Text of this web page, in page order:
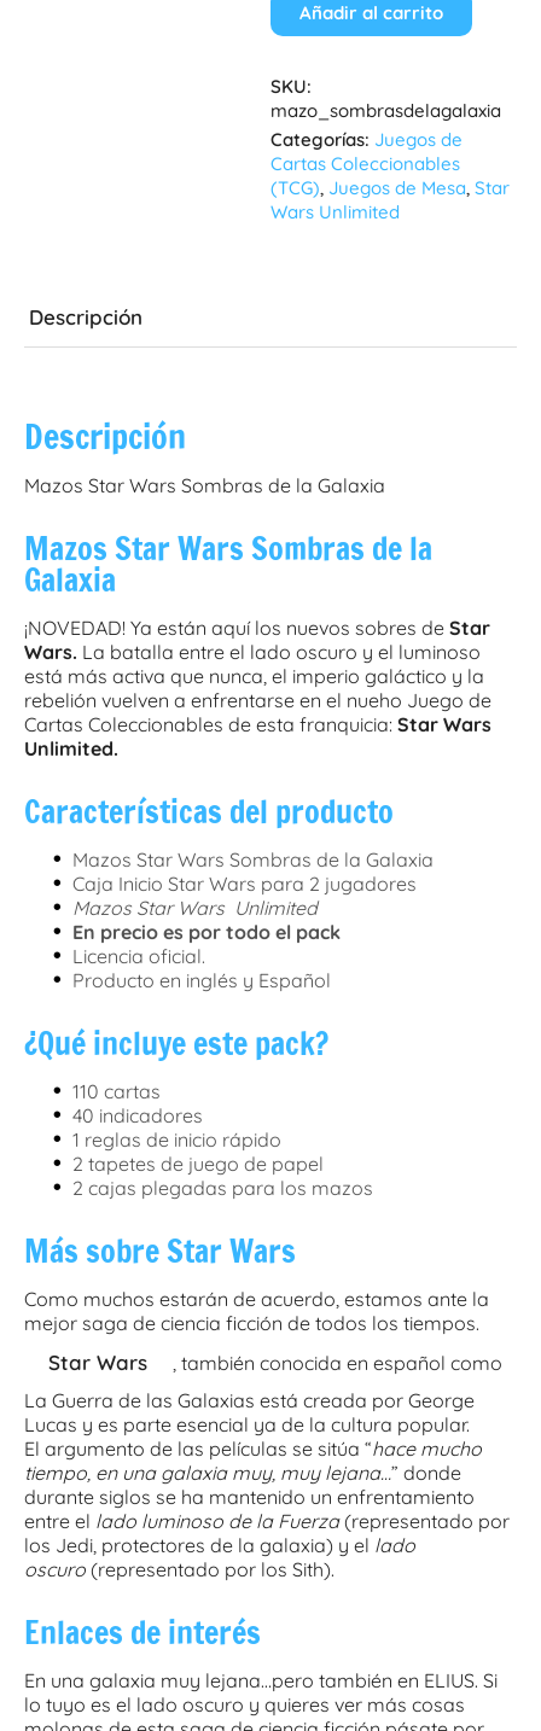
Añadir al carrito
SKU:
mazo_sombrasdelagalaxia
Categorías: Juegos de
Cartas Coleccionables
(TCG), Juegos de Mesa, Star
Wars Unlimited
Descripción
Descripción
Mazos Star Wars Sombras de la Galaxia
Mazos Star Wars Sombras de la
Galaxia
¡NOVEDAD! Ya están aquí los nuevos sobres de Star
Wars. La batalla entre el lado oscuro y el luminoso
está más activa que nunca, el imperio galáctico y la
rebelión vuelven a enfrentarse en el nueho Juego de
Cartas Coleccionables de esta franquicia: Star Wars
Unlimited.
Características del producto
• Mazos Star Wars Sombras de la Galaxia
• Caja Inicio Star Wars para 2 jugadores
• Mazos Star Wars Unlimited
• En precio es por todo el pack
• Licencia oficial.
• Producto en inglés y Español
¿Qué incluye este pack?
• 110 cartas
• 40 indicadores
• 1 reglas de inicio rápido
• 2 tapetes de juego de papel
• 2 cajas plegadas para los mazos
Más sobre Star Wars
Como muchos estarán de acuerdo, estamos ante la
mejor saga de ciencia ficción de todos los tiempos.
Star Wars
, también conocida en español como
La Guerra de las Galaxias está creada por George
Lucas y es parte esencial ya de la cultura popular.
El argumento de las películas se sitúa “hace mucho
tiempo, en una galaxia muy, muy lejana…” donde
durante siglos se ha mantenido un enfrentamiento
entre el lado luminoso de la Fuerza(representado por
los Jedi, protectores de la galaxia) y el lado
oscuro (representado por los Sith).
Enlaces de interés
En una galaxia muy lejana…pero también en ELIUS. Si
lo tuyo es el lado oscuro y quieres ver más cosas